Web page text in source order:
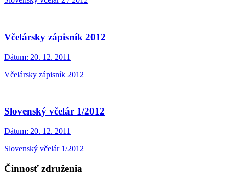
Včelársky zápisník 2012
Dátum: 20. 12. 2011
Včelársky zápisník 2012
Slovenský včelár 1/2012
Dátum: 20. 12. 2011
Slovenský včelár 1/2012
Činnosť združenia